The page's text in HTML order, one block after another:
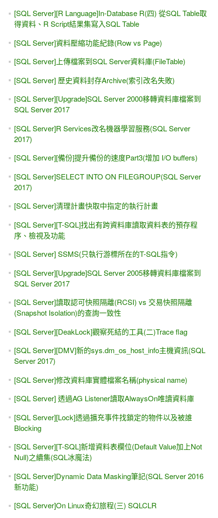
[SQL Server][R Language]In-Database R(四) 從SQL Table取
得資料、R Script結果集寫入SQL Table
[SQL Server]資料壓縮功能紀錄(Row vs Page)
[SQL Server]上傳檔案到SQL Server資料庫(FileTable)
[SQL Server] 歷史資料封存Archive(索引改名失敗)
[SQL Server][Upgrade]SQL Server 2000移轉資料庫檔案到
SQL Server 2017
[SQL Server]R Services改名機器學習服務(SQL Server
2017)
[SQL Server][備份]提升備份的速度Part3(增加 I/O buffers)
[SQL Server]SELECT INTO ON FILEGROUP(SQL Server
2017)
[SQL Server]清理計畫快取中指定的執行計畫
[SQL Server][T-SQL]找出有跨資料庫讀取資料表的預存程
序、檢視及功能
[SQL Server] SSMS(只執行游標所在的T-SQL指令)
[SQL Server][Upgrade]SQL Server 2005移轉資料庫檔案到
SQL Server 2017
[SQL Server]讀取認可快照隔離(RCSI) vs 交易快照隔離
(Snapshot Isolation)的查詢一致性
[SQL Server][DeakLock]觀察死結的工具(二)Trace flag
[SQL Server][DMV]新的sys.dm_os_host_info主機資訊(SQL
Server 2017)
[SQL Server]修改資料庫實體檔案名稱(physical name)
[SQL Server] 透過AG Listener讀取AlwaysOn唯讀資料庫
[SQL Server][Lock]透過擴充事件找鎖定的物件以及被誰
Blocking
[SQL Server][T-SQL]新增資料表欄位(Default Value加上Not
Null)之續集(SQL冰魔法)
[SQL Server]Dynamic Data Masking筆記(SQL Server 2016
新功能)
[SQL Server]On Linux奇幻旅程(三) SQLCLR